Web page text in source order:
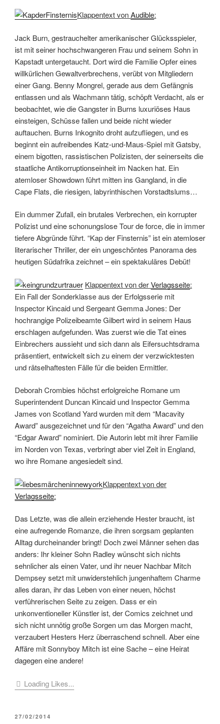
Klappentext vonAudible:
Jack Burn, gestrauchelter amerikanischer Glücksspieler,
ist mit seiner hochschwangeren Frau und seinem Sohn in
Kapstadt untergetaucht. Dort wird die Familie Opfer eines
willkürlichen Gewaltverbrechens, verübt von Mitgliedern
einer Gang. Benny Mongrel, gerade aus dem Gefängnis
entlassen und als Wachmann tätig, schöpft Verdacht, als er
beobachtet, wie die Gangster in Burns luxuriöses Haus
einsteigen, Schüsse fallen und beide nicht wieder
auftauchen. Burns Inkognito droht aufzufliegen, und es
beginnt ein aufreibendes Katz-und-Maus-Spiel mit Gatsby,
einem bigotten, rassistischen Polizisten, der seinerseits die
staatliche Antikorruptionseinheit im Nacken hat. Ein
atemloser Showdown führt mitten ins Gangland, in die
Cape Flats, die riesigen, labyrinthischen Vorstadtslums…
Ein dummer Zufall, ein brutales Verbrechen, ein korrupter
Polizist und eine schonungslose Tour de force, die in immer
tiefere Abgründe führt. “Kap der Finsternis” ist ein atemloser
literarischer Thriller, der ein ungeschöntes Panorama des
heutigen Südafrika zeichnet – ein spektakuläres Debüt!
Klappentext von derVerlagsseite:
Ein Fall der Sonderklasse aus der Erfolgsserie mit
Inspector Kincaid und Sergeant Gemma Jones: Der
hochrangige Polizeibeamte Gilbert wird in seinem Haus
erschlagen aufgefunden. Was zuerst wie die Tat eines
Einbrechers aussieht und sich dann als Eifersuchtsdrama
präsentiert, entwickelt sich zu einem der verzwicktesten
und rätselhaftesten Fälle für die beiden Ermittler.
Deborah Crombies höchst erfolgreiche Romane um
Superintendent Duncan Kincaid und Inspector Gemma
James von Scotland Yard wurden mit dem “Macavity
Award” ausgezeichnet und für den “Agatha Award” und den
“Edgar Award” nominiert. Die Autorin lebt mit ihrer Familie
im Norden von Texas, verbringt aber viel Zeit in England,
wo ihre Romane angesiedelt sind.
Klappentext von der
Verlagsseite:
Das Letzte, was die allein erziehende Hester braucht, ist
eine aufregende Romanze, die ihren sorgsam geplanten
Alltag durcheinander bringt! Doch zwei Männer sehen das
anders: Ihr kleiner Sohn Radley wünscht sich nichts
sehnlicher als einen Vater, und ihr neuer Nachbar Mitch
Dempsey setzt mit unwiderstehlich jungenhaftem Charme
alles daran, ihr das Leben von einer neuen, höchst
verführerischen Seite zu zeigen. Dass er ein
unkonventioneller Künstler ist, der Comics zeichnet und
sich nicht unnötig große Sorgen um das Morgen macht,
verzaubert Hesters Herz überraschend schnell. Aber eine
Affäre mit Sonnyboy Mitch ist eine Sache – eine Heirat
dagegen eine andere!
Loading Likes...
VERÖFFENTLICHT
27/02/2014